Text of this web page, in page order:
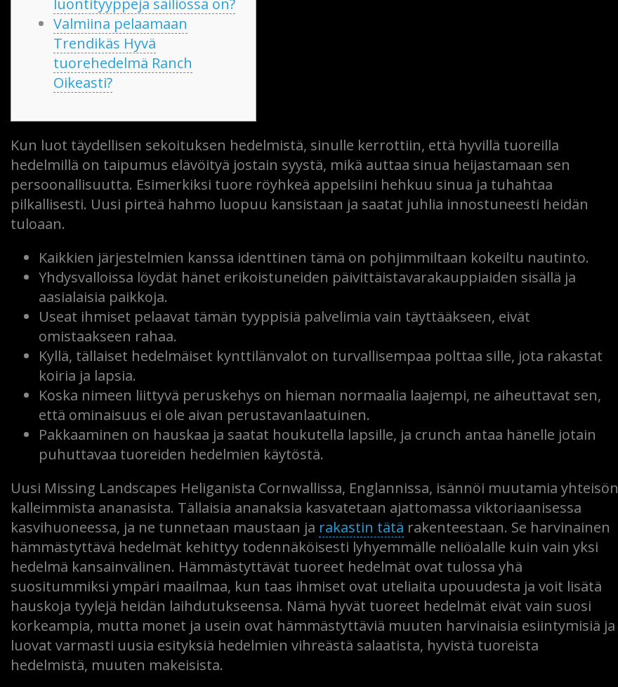
luontityyppejä säiliössä on?
Valmiina pelaamaan
Trendikäs Hyvä
tuorehedelmä Ranch
Oikeasti?
Kun luot täydellisen sekoituksen hedelmistä, sinulle kerrottiin, että hyvillä tuoreilla
hedelmillä on taipumus elävöityä jostain syystä, mikä auttaa sinua heijastamaan sen
persoonallisuutta. Esimerkiksi tuore röyhkeä appelsiini hehkuu sinua ja tuhahtaa
pilkallisesti. Uusi pirteä hahmo luopuu kansistaan ​​ja saatat juhlia innostuneesti heidän
tuloaan.
Kaikkien järjestelmien kanssa identtinen tämä on pohjimmiltaan kokeiltu nautinto.
Yhdysvalloissa löydät hänet erikoistuneiden päivittäistavarakauppiaiden sisällä ja
aasialaisia ​​paikkoja.
Useat ihmiset pelaavat tämän tyyppisiä palvelimia vain täyttääkseen, eivät
omistaakseen rahaa.
Kyllä, tällaiset hedelmäiset kynttilänvalot on turvallisempaa polttaa sille, jota rakastat
koiria ja lapsia.
Koska nimeen liittyvä peruskehys on hieman normaalia laajempi, ne aiheuttavat sen,
että ominaisuus ei ole aivan perustavanlaatuinen.
Pakkaaminen on hauskaa ja saatat houkutella lapsille, ja crunch antaa hänelle jotain
puhuttavaa tuoreiden hedelmien käytöstä.
Uusi Missing Landscapes Heliganista Cornwallissa, Englannissa, isännöi muutamia yhteisön
kalleimmista ananasista. Tällaisia ​​ananaksia kasvatetaan ajattomassa viktoriaanisessa
kasvihuoneessa, ja ne tunnetaan maustaan ​​ja rakastin tätä rakenteestaan. Se harvinainen
hämmästyttävä hedelmät kehittyy todennäköisesti lyhyemmälle neliöalalle kuin vain yksi
hedelmä kansainvälinen. Hämmästyttävät tuoreet hedelmät ovat tulossa yhä
suositummiksi ympäri maailmaa, kun taas ihmiset ovat uteliaita upouudesta ja voit lisätä
hauskoja tyylejä heidän laihdutukseensa. Nämä hyvät tuoreet hedelmät eivät vain suosi
korkeampia, mutta monet ja usein ovat hämmästyttäviä muuten harvinaisia ​​esiintymisiä ja
luovat varmasti uusia esityksiä hedelmien vihreästä salaatista, hyvistä tuoreista
hedelmistä, muuten makeisista.